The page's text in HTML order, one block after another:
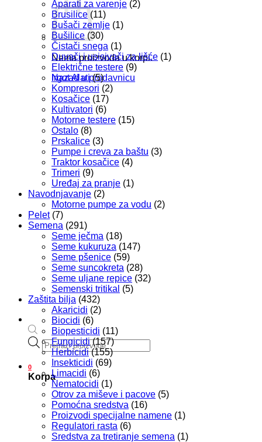
Nema proizvoda u korpi.
Nazad u prodavnicu
Products
search
0
Korpa
Aparati za varenje (2)
Brusilice (11)
Bušači zemlje (1)
Bušilice (30)
Čistači snega (1)
Duvači i usisivači za lišće (1)
Električne testere (9)
Irgot Alati (5)
Kompresori (2)
Kosačice (17)
Kultivatori (6)
Motorne testere (15)
Ostalo (8)
Prskalice (3)
Pumpe i creva za baštu (3)
Traktor kosačice (4)
Trimeri (9)
Uređaj za pranje (1)
Navodnjavanje (2)
Motorne pumpe za vodu (2)
Pelet (7)
Semena (291)
Seme ječma (18)
Seme kukuruza (147)
Seme pšenice (59)
Seme suncokreta (28)
Seme uljane repice (32)
Semenski tritikal (5)
Zaštita bilja (432)
Akaricidi (2)
Biocidi (6)
Biopesticidi (11)
Fungicidi (157)
Herbicidi (155)
Insekticidi (69)
Limacidi (6)
Nematocidi (1)
Otrov za miševe i pacove (5)
Pomoćna sredstva (16)
Proizvodi specijalne namene (1)
Regulatori rasta (6)
Sredstva za tretiranje semena (1)